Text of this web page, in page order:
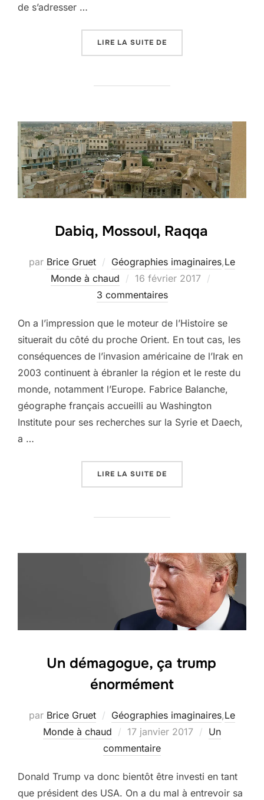
de s’adresser …
LIRE LA SUITE DE
Dabiq, Mossoul, Raqqa
par Brice Gruet Géographies imaginaires,Le
Monde à chaud
Publié
le
16 février 2017
3 commentaires
On a l’impression que le moteur de l’Histoire se
situerait du côté du proche Orient. En tout cas, les
conséquences de l’invasion américaine de l’Irak en
2003 continuent à ébranler la région et le reste du
monde, notamment l’Europe. Fabrice Balanche,
géographe français accueilli au Washington
Institute pour ses recherches sur la Syrie et Daech,
a …
LIRE LA SUITE DE
Un démagogue, ça trump
énormément
par Brice Gruet Géographies imaginaires,Le
Monde à chaud
Publié
le
17 janvier 2017
Un
commentaire
Donald Trump va donc bientôt être investi en tant
que président des USA. On a du mal à entrevoir sa